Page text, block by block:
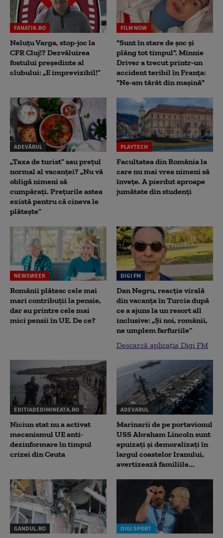
FANATIK.RO
Neluțu Varga, stop-joc la
CFR Cluj!? Dezvăluirea
fostului președinte al
clubului: „E imprevizibil!”
FILM NOW
"Sunt în stare de șoc și
plâng tot timpul". Minnie
Driver a trecut printr-un
accident teribil în Franța:
"Ne-am târât din mașină"
ADEVĂRUL
„Taxa de turist” sau prețul
normal al vacanței? „Nu vă
obligă nimeni să
cumpărați. Prețurile astea
există pentru că cineva le
plătește”
PLAYTECH
Facultatea din România la
care nu mai vrea nimeni să
înveţe. A pierdut aproape
jumătate din studenţi
NEWSWEEK
Românii plătesc cele mai
mari contribuții la pensie,
dar au printre cele mai
mici pensii în UE. De ce?
DIGI FM
Dan Negru, reacție virală
din vacanța în Turcia după
ce a ajuns la un resort all
inclusive: „Și noi, românii,
ne umplem farfuriile”
Descarcă aplicația Digi FM
EDITIADEDIMINEATA.RO
Niciun stat nu a activat
mecanismul UE anti-
dezinformare în timpul
crizei din Ceuta
ADEVARUL
Marinarii de pe portavionul
USS Abraham Lincoln sunt
epuizați și demoralizați în
largul coastelor Iranului,
avertizează familiile...
GANDUL.RO DIGI SPORT